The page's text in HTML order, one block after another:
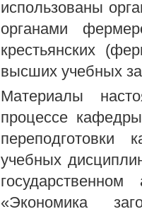
использованы
органами
крестьянских
высших учебных
Материалы
процессе
переподготовки
учебных
«Экономика